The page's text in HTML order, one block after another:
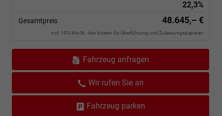
22,3%
Gesamtpreis 48.645,– €
incl. 19% MwSt., den Kosten für Überführung und Zulassungspapieren
Fahrzeug anfragen
Wir rufen Sie an
Fahrzeug parken